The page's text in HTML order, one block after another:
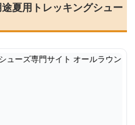
夏用トレッキングシュー